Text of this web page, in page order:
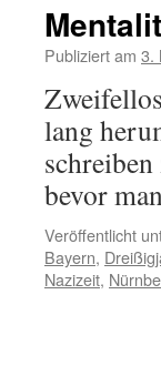
Publiziert am 3.
lang
bevor
Veröffentlicht
Bayern,
Nazizeit,